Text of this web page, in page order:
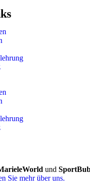
und
Sie mehr über uns.